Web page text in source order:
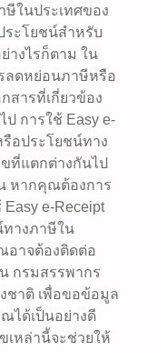
ในประเทศของ
ะโยชน์สำหรับ
างไรก็ตาม ใน
รลดหย่อนภาษีหรือ
สารที่เกี่ยวข้อง
การใช้ Easy e-
อประโยชน์ทาง
ที่แตกต่างกันไป
หากคุณต้องการ
e-Receipt
างภาษีใน
าจต้องติดต่อ
กรมสรรพากร
ชาติ เพื่อขอข้อมูล
ได้เป็นอย่างดี
เหล่านี้จะช่วยให้